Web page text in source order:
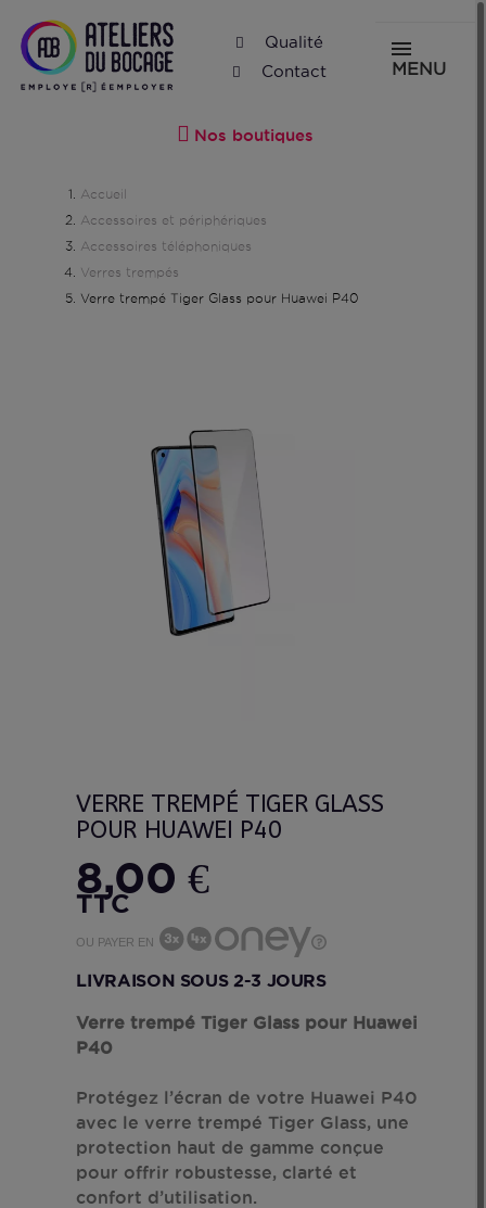
Qualité
Contact
MENU
Nos boutiques
Accueil
Accessoires et périphériques
Accessoires téléphoniques
Verres trempés
Verre trempé Tiger Glass pour Huawei P40
VERRE TREMPÉ TIGER GLASS
POUR HUAWEI P40
8,00 €
TTC
OU PAYER EN
LIVRAISON SOUS 2-3 JOURS
Verre trempé Tiger Glass pour Huawei
P40
Protégez l’écran de votre Huawei P40
avec le verre trempé Tiger Glass, une
protection haut de gamme conçue
pour offrir robustesse, clarté et
confort d’utilisation.